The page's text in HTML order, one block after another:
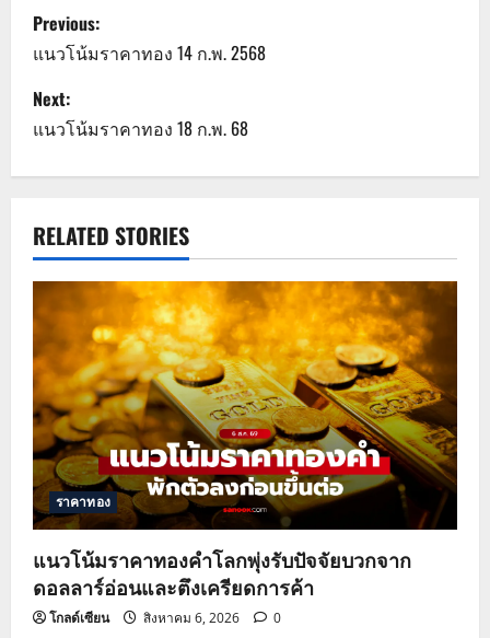
P
o
s
t
a
v
i
g
a
t
i
o
n
Previous:
แนวโน้มราคาทอง 14 ก.พ. 2568
Next:
แนวโน้มราคาทอง 18 ก.พ. 68
RELATED STORIES
ราคาทอง
แนวโน้มราคาทองคำโลกพุ่งรับปัจจัยบวกจาก
ดอลลาร์อ่อนและตึงเครียดการค้า
โกลด์เซียน สิงหาคม 6, 2026 0